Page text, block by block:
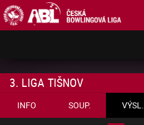
3. LIGA TIŠNOV
INFO SOUP. VÝSL.